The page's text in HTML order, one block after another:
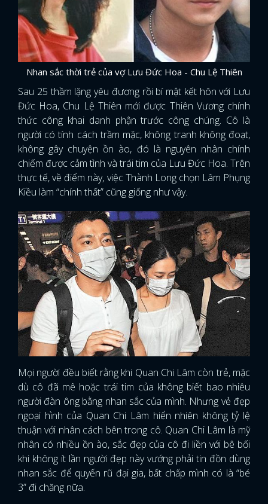
Nhan sắc thời trẻ của vợ Lưu Đức Hoa - Chu Lệ Thiên
Sau 25 thầm lặng yêu đương rồi bí mật kết hôn với Lưu
Đức Hoa, Chu Lệ Thiên mới được Thiên Vương chính
thức công khai danh phận trước công chúng. Cô là
người có tính cách trầm mặc, không tranh không đoạt,
không gây chuyện ồn ào, đó là nguyên nhân chính
chiếm được cảm tình và trái tim của Lưu Đức Hoa. Trên
thực tế, về điểm này, việc Thành Long chọn Lâm Phụng
Kiều làm “chính thất” cũng giống như vậy.
Mọi người đều biết rằng khi Quan Chi Lâm còn trẻ, mặc
dù cô đã mê hoặc trái tim của không biết bao nhiêu
người đàn ông bằng nhan sắc của mình. Nhưng vẻ đẹp
ngoại hình của Quan Chi Lâm hiển nhiên không tỷ lệ
thuận với nhân cách bên trong cô. Quan Chi Lâm là mỹ
nhân có nhiều ồn ào, sắc đẹp của cô đi liền với bê bối
khi không ít lần người đẹp này vướng phải tin đồn dùng
nhan sắc để quyến rũ đại gia, bất chấp mình có là “bé
3” đi chăng nữa.